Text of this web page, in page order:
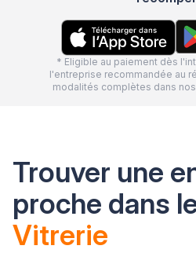
* Eligible au paiement dès
l'entreprise recommandée au
modalités complètes dans nos
Trouver une
proche dans
Vitrerie